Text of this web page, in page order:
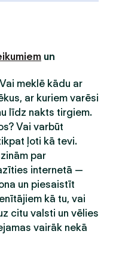
un
meklē kādu ar
ar kuriem varēsi
līdz nakts tirgiem.
Vai varbūt
ļoti kā tevi.
par
internetā —
un piesaistīt
kā tu, vai
citu valsti un vēlies
vairāk nekā